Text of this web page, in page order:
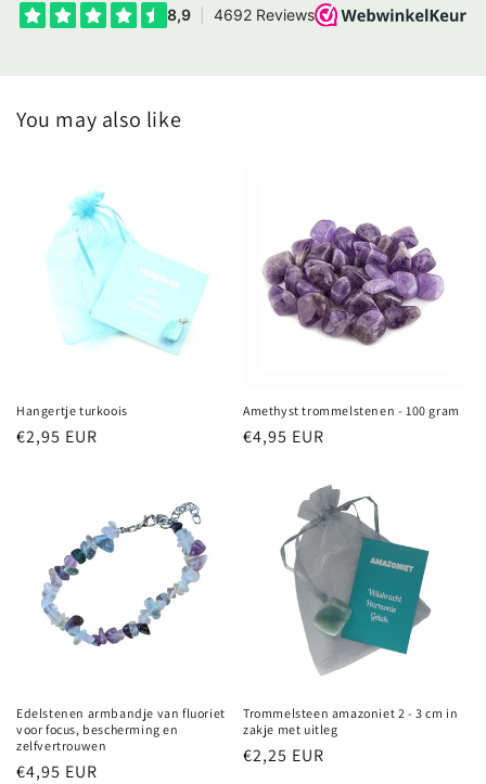
You may also like
Hangertje turkoois
Normale
€2,95 EUR
Amethyst trommelstenen - 100 gram
Normale
€4,95 EUR
Edelstenen armbandje van fluoriet
voor focus, bescherming en
zelfvertrouwen
Normale
€4,95 EUR
Trommelsteen amazoniet 2 - 3 cm in
zakje met uitleg
Normale
€2,25 EUR